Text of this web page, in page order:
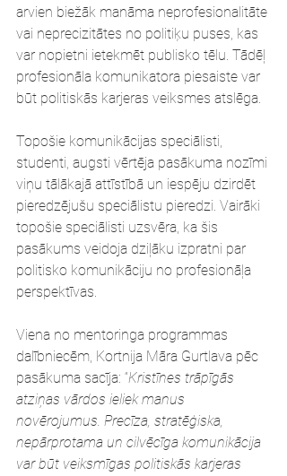
arvien biežāk manāma neprofesionalitāte
vai neprecizitātes no politiķu puses, kas
var nopietni ietekmēt publisko tēlu. Tādēļ
profesionāla komunikatora piesaiste var
būt politiskās karjeras veiksmes atslēga.
Topošie komunikācijas speciālisti,
studenti, augsti vērtēja pasākuma nozīmi
viņu tālākajā attīstībā un iespēju dzirdēt
pieredzējušu speciālistu pieredzi. Vairāki
topošie speciālisti uzsvēra, ka šis
pasākums veidoja dziļāku izpratni par
politisko komunikāciju no profesionāļa
perspektīvas.
Viena no mentoringa programmas
dalībniecēm, Kortnija Māra Gurtlava pēc
pasākuma sacīja: “Kristīnes trāpīgās
atziņas vārdos ieliek manus
novērojumus. Precīza, stratēģiska,
nepārprotama un cilvēcīga komunikācija
var būt veiksmīgas politiskās karjeras